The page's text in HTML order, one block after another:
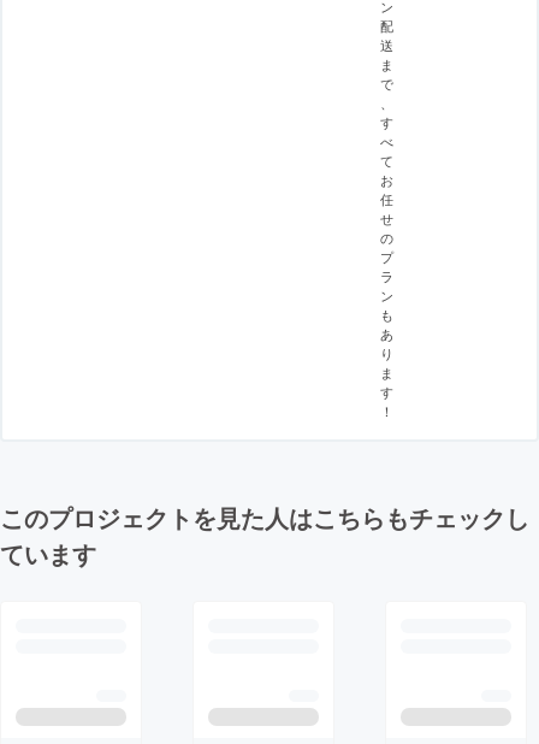
ン
配
送
ま
で
、
す
べ
て
お
任
せ
の
プ
ラ
ン
も
あ
り
ま
す
！
このプロジェクトを見た人はこちらもチェックし
ています